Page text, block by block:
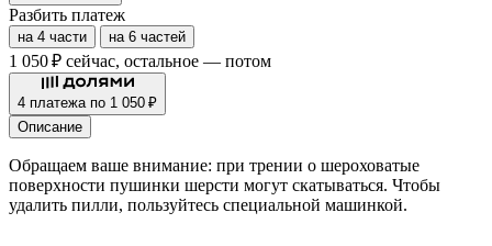
Разбить платеж
на 4 части на 6 частей
1 050 ₽ сейчас, остальное — потом
4 платежа по 1 050 ₽
Описание
Обращаем ваше внимание: при трении о шероховатые
поверхности пушинки шерсти могут скатываться. Чтобы
удалить пилли, пользуйтесь специальной машинкой.